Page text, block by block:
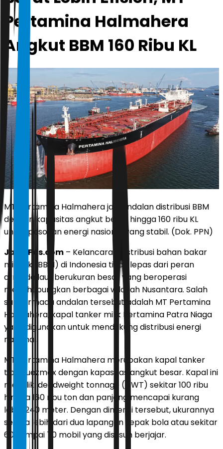
Pertamina Halmahera
Angkut BBM 160 Ribu KL
MT Pertamina Halmahera jadi andalan distribusi BBM
dengan kapasitas angkut besar hingga 160 ribu KL
untuk pasokan energi nasional yang stabil. (Dok. PPN)
JawaPos.com – Kelancaran distribusi bahan bakar
minyak (BBM) di Indonesia tidak lepas dari peran
armada laut berukuran besar yang beroperasi
menghubungkan berbagai wilayah Nusantara. Salah
satu armada andalan tersebut adalah MT Pertamina
Halmahera, kapal tanker milik Pertamina Patra Niaga
yang digunakan untuk mendukung distribusi energi
nasional.
MT Pertamina Halmahera merupakan kapal tanker
tipe Suezmax dengan kapasitas angkut besar. Kapal ini
memiliki deadweight tonnage (DWT) sekitar 100 ribu
hingga 160 ribu ton dan panjang mencapai kurang
lebih 240 meter. Dengan dimensi tersebut, ukurannya
setara lebih dari dua lapangan sepak bola atau sekitar
60 sampai 70 mobil yang disusun berjajar.